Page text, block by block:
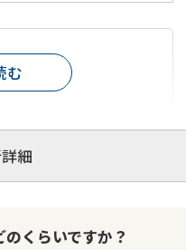
細
可能
レスポンスが早い
取可
む
くらいですか？